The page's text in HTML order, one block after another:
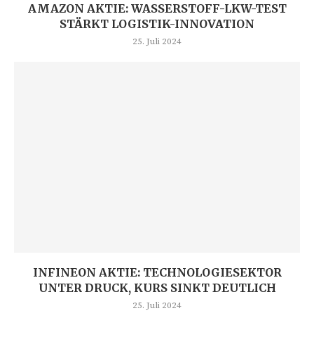
AMAZON AKTIE: WASSERSTOFF-LKW-TEST
STÄRKT LOGISTIK-INNOVATION
25. Juli 2024
INFINEON AKTIE: TECHNOLOGIESEKTOR
UNTER DRUCK, KURS SINKT DEUTLICH
25. Juli 2024